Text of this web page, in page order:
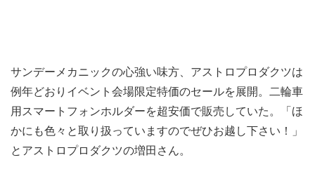
サンデーメカニックの心強い味方、アストロプロダクツは
例年どおりイベント会場限定特価のセールを展開。二輪車
用スマートフォンホルダーを超安価で販売していた。「ほ
かにも色々と取り扱っていますのでぜひお越し下さい！」
とアストロプロダクツの増田さん。